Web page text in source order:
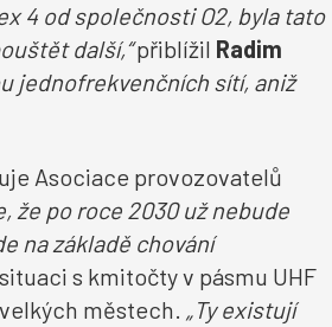
4 od společnosti O2, byla tato
další,“přiblížil Radim
jednofrekvenčních sítí, aniž
Asociace provozovatelů
že po roce 2030 už nebude
na základě chování
s kmitočty v pásmu UHF
městech. „Ty existují